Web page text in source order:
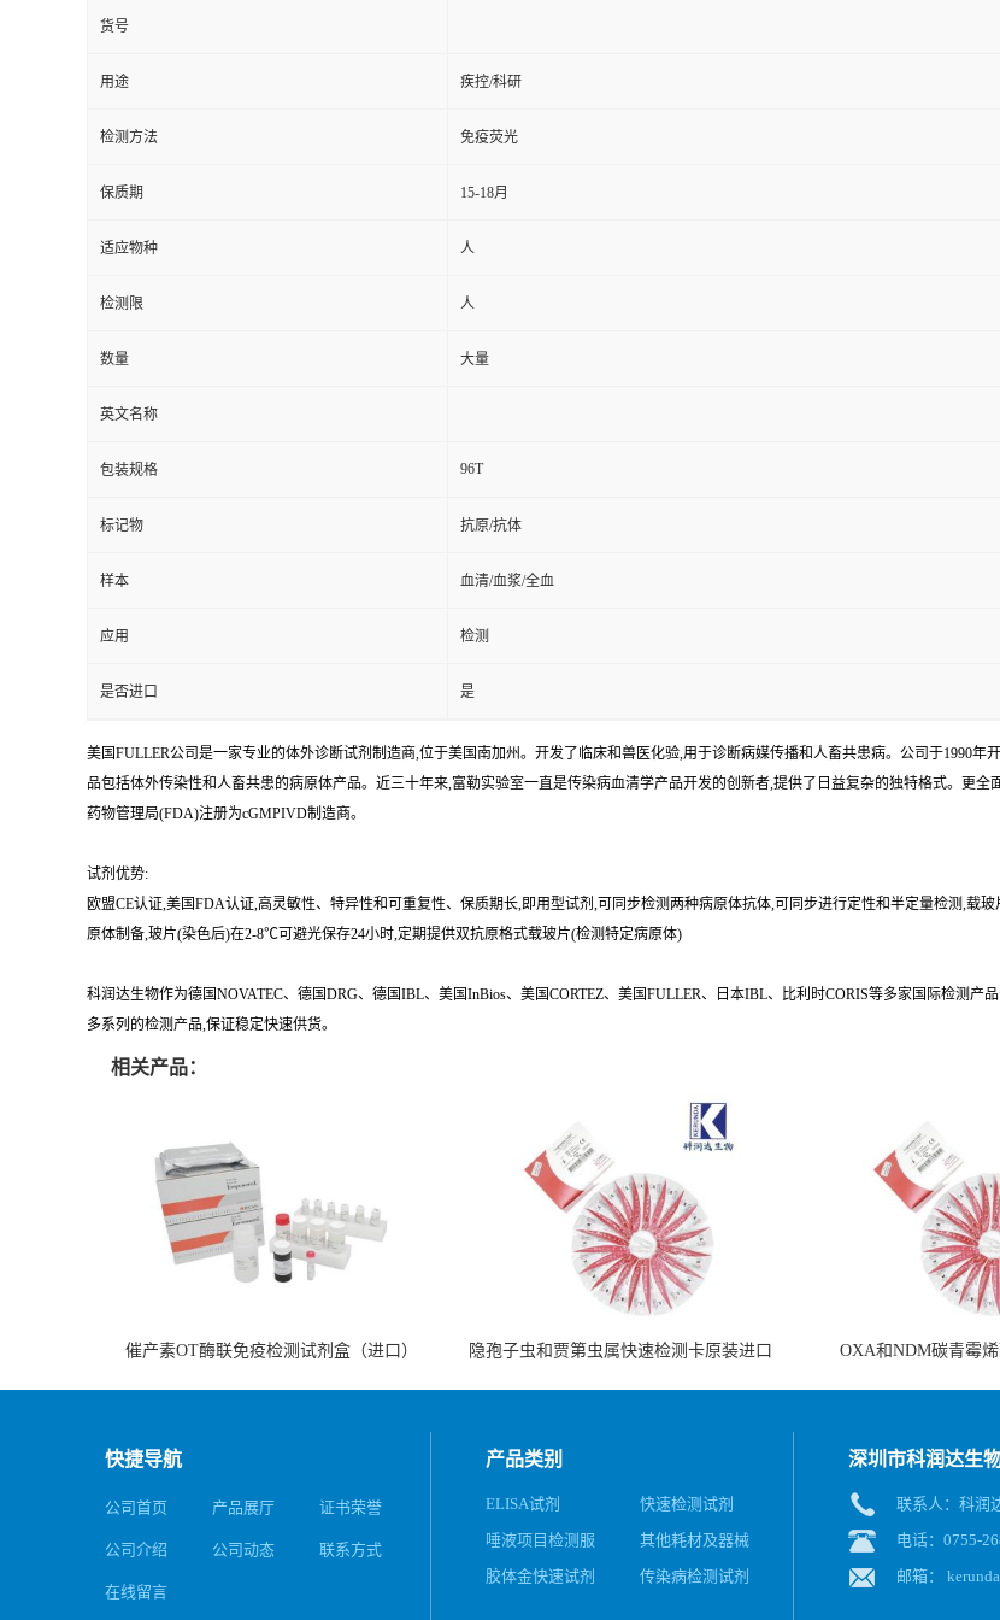
货号
用途 疾控/科研
检测方法 免疫荧光
保质期 15-18月
适应物种 人
检测限 人
数量 大量
英文名称
包装规格 96T
标记物 抗原/抗体
样本 血清/血浆/全血
应用 检测
是否进口 是
美国FULLER公司是一家专业的体外诊断试剂制造商,位于美国南加州。开发了临床和兽医化验,用于诊断病媒传播和人畜共患病。公司于1990
品包括体外传染性和人畜共患的病原体产品。近三十年来,富勒实验室一直是传染病血清学产品开发的创新者,提供了日益复杂的独特格式。更
药物管理局(FDA)注册为cGMPIVD制造商。
试剂优势:
欧盟CE认证,美国FDA认证,高灵敏性、特异性和可重复性、保质期长,即用型试剂,可同步检测两种病原体抗体,可同步进行定性和半定量检测,载
原体制备,玻片(染色后)在2-8℃可避光保存24小时,定期提供双抗原格式载玻片(检测特定病原体)
科润达生物作为德国NOVATEC、德国DRG、德国IBL、美国InBios、美国CORTEZ、美国FULLER、日本IBL、比利时CORIS等多家国际检测产
多系列的检测产品,保证稳定快速供货。
相关产品：
催产素OT酶联免疫检测试剂盒（进口） 隐孢子虫和贾第虫属快速检测卡原装进口 OXA和NDM碳青霉
快捷导航
公司首页 产品展厅 证书荣誉
公司介绍 公司动态 联系方式
在线留言
产品类别
ELISA试剂
快速检测试剂
唾液项目检测服
务
其他耗材及器械
胶体金快速试剂
传染病检测试剂
深圳市科润达生
联系人：科润
电话：0755-
邮箱：